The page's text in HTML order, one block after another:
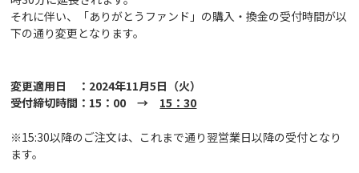
それに伴い、「ありがとうファンド」の購入・換金の受付時間が以
下の通り変更となります。
変更適用日 ：2024年11月5日（火）
受付締切時間：15：00 → 15：30
※15:30以降のご注文は、これまで通り翌営業日以降の受付となり
ます。